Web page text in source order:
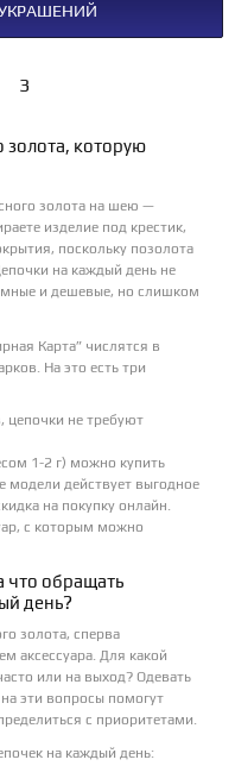
3
золота, которую
золота на шею —
изделие под крестик,
поскольку позолота
на каждый день не
и дешевые, но слишком
Карта” числятся в
На это есть три
цепочки не требуют
1-2 г) можно купить
модели действует выгодное
на покупку онлайн.
с которым можно
что обращать
день?
золота, сперва
аксессуара. Для какой
или на выход? Одевать
эти вопросы помогут
с приоритетами.
на каждый день: